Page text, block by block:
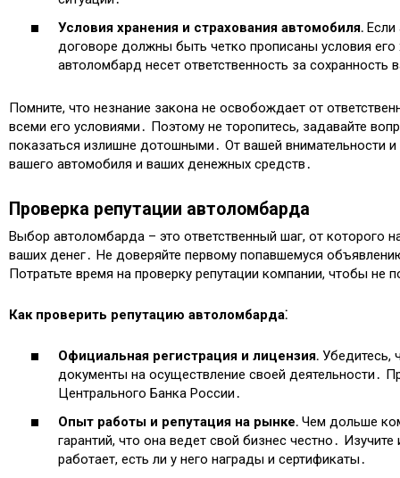
Условия хранения и страхования автомобиля․ Если
договоре должны быть четко прописаны условия его
автоломбард несет ответственность за сохранность
Помните, что незнание закона не освобождает от
всеми его условиями․ Поэтому не торопитесь, задавайте
показаться излишне дотошными․ От вашей внимательности
вашего автомобиля и ваших денежных средств․
Проверка репутации автоломбарда
Выбор автоломбарда – это ответственный шаг, от которого
ваших денег․ Не доверяйте первому попавшемуся
Потратьте время на проверку репутации компании, чтобы не
Как проверить репутацию автоломбарда⁚
Официальная регистрация и лицензия․ Убедитесь,
документы на осуществление своей деятельности․
Центрального Банка России․
Опыт работы и репутация на рынке․ Чем дольше
гарантий, что она ведет свой бизнес честно․
работает, есть ли у него награды и сертификаты․